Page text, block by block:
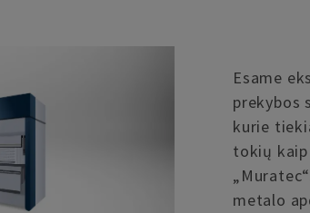
Esame
prekybos
kurie
tokių kaip
metalo